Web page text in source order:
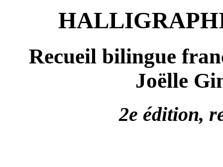
Recueil bilingue
Joëlle
2e édition,